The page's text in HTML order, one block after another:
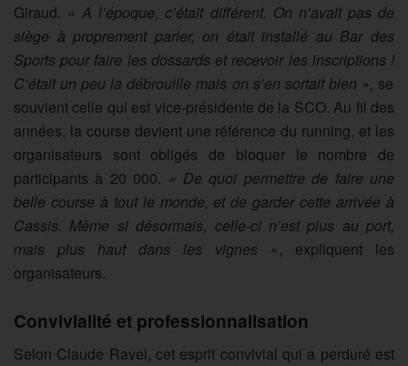
Giraud. «A l’époque, c’était différent. On n’avait pas de
siège à proprement parler, on était installé au Bar des
Sports pour faire les dossards et recevoir les inscriptions !
C’était un peu la débrouille mais on s’en sortait bien », se
souvient celle qui est vice-présidente de la SCO. Au fil des
années, la course devient une référence du running, et les
organisateurs sont obligés de bloquer le nombre de
participants à 20 000. « De quoi permettre de faire une
belle course à tout le monde, et de garder cette arrivée à
Cassis. Même si désormais, celle-ci n’est plus au port,
mais plus haut dans les vignes », expliquent les
organisateurs.
Convivialité et professionnalisation
Selon Claude Ravel, cet esprit convivial qui a perduré est